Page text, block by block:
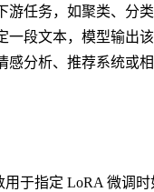
游任务，如聚类、分
一段文本，模型输出
感分析、推荐系统或
用于指定 LoRA 微调时